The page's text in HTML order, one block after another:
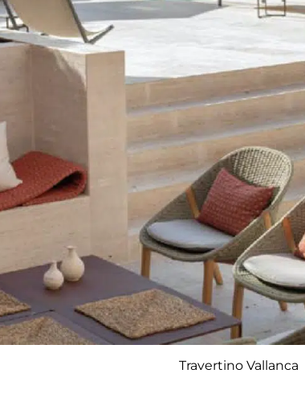
Travertino Vallanca